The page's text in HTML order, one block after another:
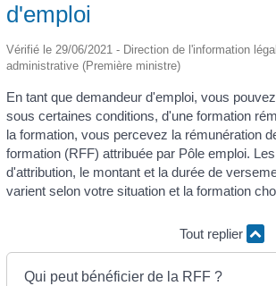
d'emploi
Vérifié le 29/06/2021 - Direction de l'information
administrative (Première ministre)
En tant que demandeur d'emploi, vous
sous certaines conditions, d'une formation
la formation, vous percevez la rémunération
formation (RFF) attribuée par Pôle emploi.
d'attribution, le montant et la durée de
varient selon votre situation et la formation
Tout replier
Qui peut bénéficier de la RFF ?